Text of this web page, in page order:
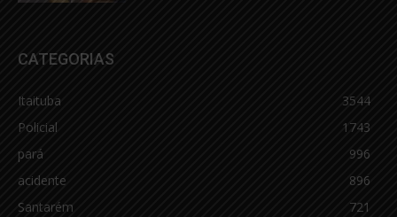
CATEGORIAS
Itaituba
3544
Policial
1743
pará
996
acidente
896
Santarém
721